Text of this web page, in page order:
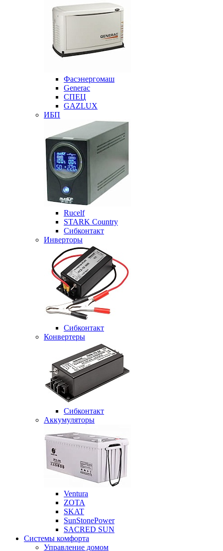
Фасэнергомаш
Generac
СПЕЦ
GAZLUX
ИБП
Rucelf
STARK Country
Сибконтакт
Инверторы
Сибконтакт
Конвертеры
Сибконтакт
Аккумуляторы
Ventura
ZOTA
SKAT
SunStonePower
SACRED SUN
Системы комфорта
Управление домом